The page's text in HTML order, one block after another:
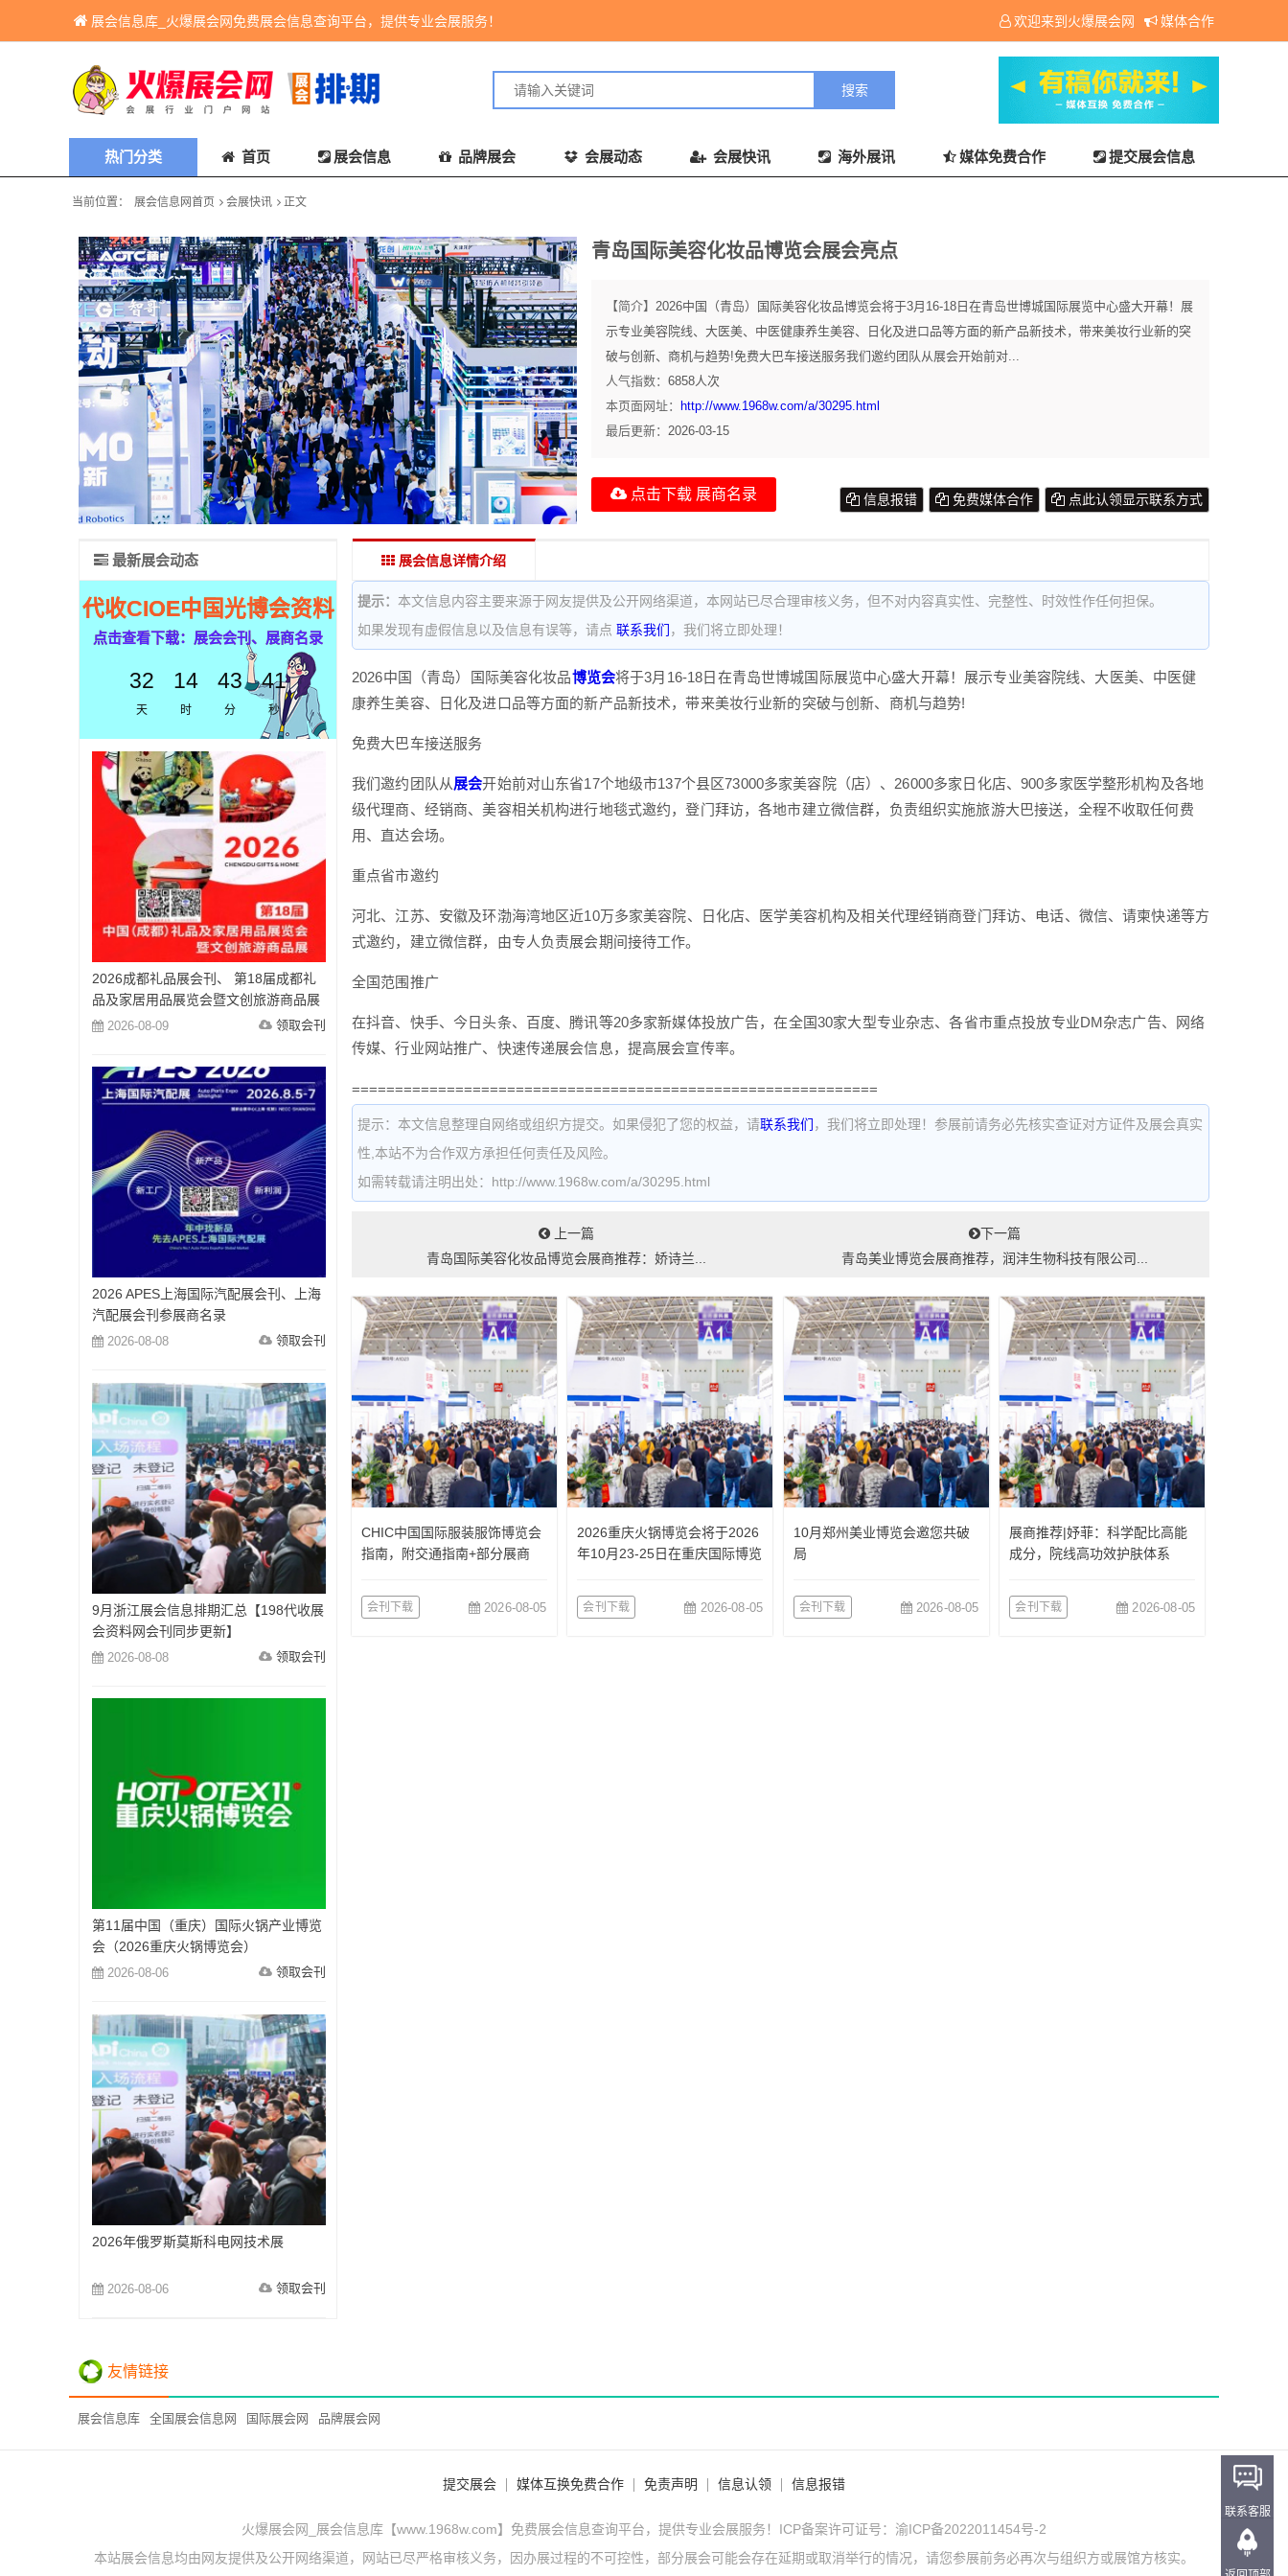
展会信息库_火爆展会网免费展会信息查询平台，提供专业会展服务！ 欢迎来到火爆展会网 媒体合作
热门分类 首页 展会信息 品牌展会 会展动态 会展快讯 海外展讯 媒体免费合作 提交展会信息
当前位置： 展会信息网首页 会展快讯 正文
青岛国际美容化妆品博览会展会亮点
【简介】 2026中国（青岛）国际美容化妆品博览会将于3月16-18日在青岛世博城国际展览中心盛大开幕！展
示专业美容院线、大医美、中医健康养生美容、日化及进口品等方面的新产品新技术，带来美妆行业新的突
破与创新、商机与趋势!免费大巴车接送服务我们邀约团队从展会开始前对...
人气指数： 6858人次
本页面网址：
http://www.1968w.com/a/30295.html
最后更新： 2026-03-15
点击下载 展商名录 点此认领显示联系方式
免费媒体合作
信息报错
展会信息详情介绍
提示： 本文信息内容主要来源于网友提供及公开网络渠道，本网站已尽合理审核义务，但不对内容真实性、完整性、时效性作任何担保。
如果发现有虚假信息以及信息有误等，请点 联系我们 ，我们将立即处理！
2026中国（青岛）国际美容化妆品博览会将于3月16-18日在青岛世博城国际展览中心盛大开幕！展示专业美容院线、大医美、中医健
康养生美容、日化及进口品等方面的新产品新技术，带来美妆行业新的突破与创新、商机与趋势!
免费大巴车接送服务
我们邀约团队从展会开始前对山东省17个地级市137个县区73000多家美容院（店）、26000多家日化店、900多家医学整形机构及各地
级代理商、经销商、美容相关机构进行地毯式邀约，登门拜访，各地市建立微信群，负责组织实施旅游大巴接送，全程不收取任何费
用、直达会场。
重点省市邀约
河北、江苏、安徽及环渤海湾地区近10万多家美容院、日化店、医学美容机构及相关代理经销商登门拜访、电话、微信、请柬快递等方
式邀约，建立微信群，由专人负责展会期间接待工作。
全国范围推广
在抖音、快手、今日头条、百度、腾讯等20多家新媒体投放广告，在全国30家大型专业杂志、各省市重点投放专业DM杂志广告、网络
传媒、行业网站推广、快速传递展会信息，提高展会宣传率。
=============================================================
提示：本文信息整理自网络或组织方提交。如果侵犯了您的权益，请联系我们 ，我们将立即处理！参展前请务必先核实查证对方证件及展会真实
性,本站不为合作双方承担任何责任及风险。
如需转载请注明出处：http://www.1968w.com/a/30295.html
上一篇
青岛国际美容化妆品博览会展商推荐：娇诗兰...
下一篇
青岛美业博览会展商推荐，润沣生物科技有限公司...
CHIC中国国际服装服饰博览会
指南，附交通指南+部分展商
会刊下载 2026-08-05
2026重庆火锅博览会将于2026
年10月23-25日在重庆国际博览
会刊下载 2026-08-05
10月郑州美业博览会邀您共破
局
会刊下载 2026-08-05
展商推荐|妤菲：科学配比高能
成分，院线高功效护肤体系
会刊下载 2026-08-05
最新展会动态
代收CIOE中国光博会资料
点击查看下载：展会会刊、展商名录
32
天
14
时
43
分
41
秒
2026成都礼品展会刊、 第18届成都礼
品及家居用品展览会暨文创旅游商品展
会刊参展商名录
2026-08-09 领取会刊
2026 APES上海国际汽配展会刊、上海
汽配展会刊参展商名录
2026-08-08 领取会刊
9月浙江展会信息排期汇总【198代收展
会资料网会刊同步更新】
2026-08-08 领取会刊
第11届中国（重庆）国际火锅产业博览
会（2026重庆火锅博览会）
2026-08-06 领取会刊
2026年俄罗斯莫斯科电网技术展
2026-08-06 领取会刊
友情链接
展会信息库 全国展会信息网 国际展会网 品牌展会网
提交展会 媒体互换免费合作 免责声明 信息认领 信息报错
火爆展会网_展会信息库【www.1968w.com】免费展会信息查询平台，提供专业会展服务！ICP备案许可证号： 渝ICP备2022011454号-2
本站展会信息均由网友提供及公开网络渠道，网站已尽严格审核义务，因办展过程的不可控性，部分展会可能会存在延期或取消举行的情况，请您参展前务必再次与组织方或展馆方核实。
联系客服